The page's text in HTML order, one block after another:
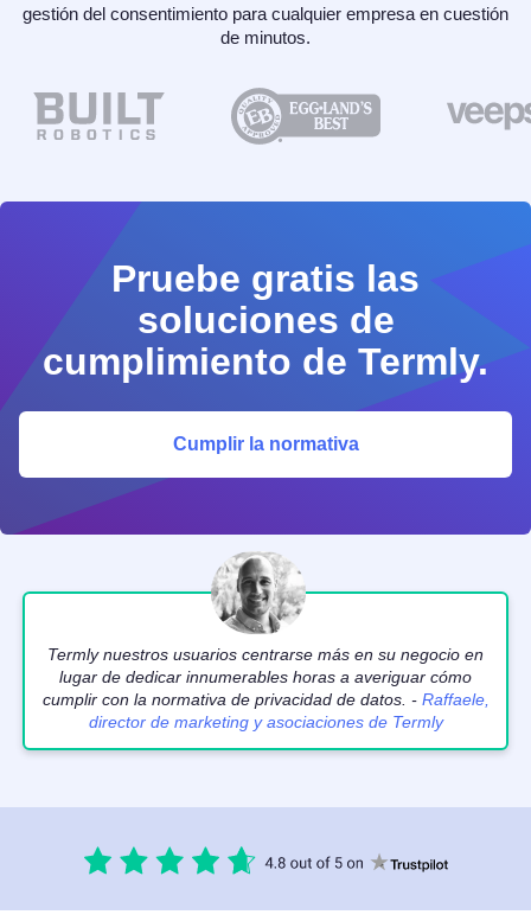
gestión del consentimiento para cualquier empresa en cuestión
de minutos.
Pruebe gratis las
soluciones de
cumplimiento de Termly.
Cumplir la normativa
Termly nuestros usuarios centrarse más en su negocio en
lugar de dedicar innumerables horas a averiguar cómo
cumplir con la normativa de privacidad de datos. - Raffaele,
director de marketing y asociaciones de Termly